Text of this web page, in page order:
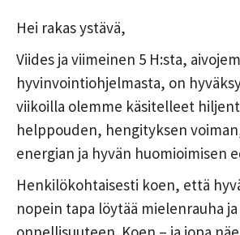
Hei rakas ystävä,
Viides ja viimeinen 5 H:sta,
hyvinvointiohjelmasta, on
viikoilla olemme käsitelleet
helppouden, hengityksen
energian ja hyvän huomioimisen
Henkilökohtaisesti koen, että
nopein tapa löytää mielenrauha